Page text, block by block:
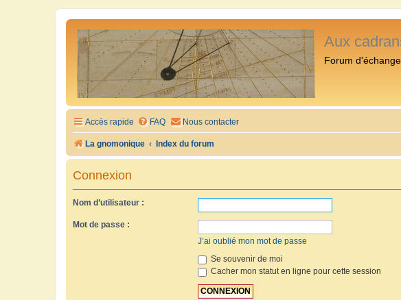
Aux
Forum
Accès rapide FAQ Nous contacter
La gnomonique Index du forum
Connexion
Nom d’utilisateur :
Mot de passe :
J’ai oublié mon mot de passe
Se souvenir de moi
Cacher mon statut en ligne pour cette session